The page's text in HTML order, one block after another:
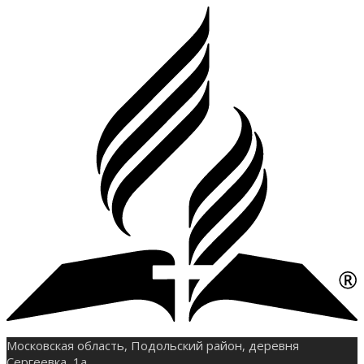
Московская область, Подольский район, деревня